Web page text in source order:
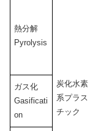
熱分解
Pyrolysis
炭化水素
系プラス
チック
ガス化
Gasificati
on